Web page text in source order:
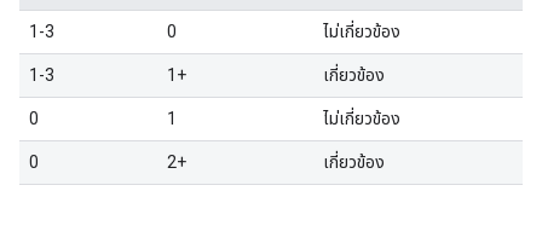
1-3 0 ไม่เกี่ยวข้อง
1-3 1+ เกี่ยวข้อง
0 1 ไม่เกี่ยวข้อง
0 2+ เกี่ยวข้อง